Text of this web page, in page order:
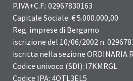
P.IVA+C.F.: 02967830163
Capitale Sociale: € 5.000.000,00
Reg. imprese di Bergamo
iscrizione del 10/06/2002 n.
iscritta nella sezione ORDINARIA
Codice univoco (SDI): I7KMRGL
Codice IPA: 4QTL3EL5